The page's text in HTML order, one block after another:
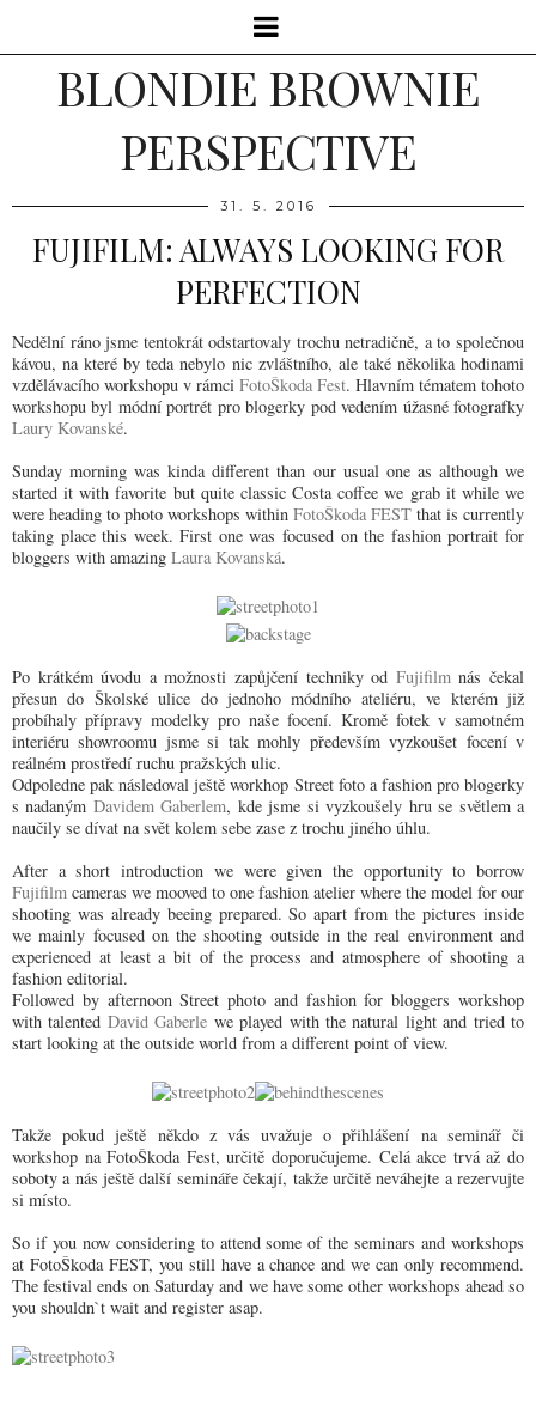
BLONDIE BROWNIE
PERSPECTIVE
31. 5. 2016
FUJIFILM: ALWAYS LOOKING FOR
PERFECTION
Nedělní ráno jsme tentokrát odstartovaly trochu netradičně, a to společnou
kávou, na které by teda nebylo nic zvláštního, ale také několika hodinami
vzdělávacího workshopu v rámci FotoŠkoda Fest. Hlavním tématem tohoto
workshopu byl módní portrét pro blogerky pod vedením úžasné fotografky
Laury Kovanské.
Sunday morning was kinda different than our usual one as although we
started it with favorite but quite classic Costa coffee we grab it while we
were heading to photo workshops within FotoŠkoda FEST that is currently
taking place this week. First one was focused on the fashion portrait for
bloggers with amazing Laura Kovanská.
Po krátkém úvodu a možnosti zapůjčení techniky od Fujifilmnás čekal
přesun do Školské ulice do jednoho módního ateliéru, ve kterém již
probíhaly přípravy modelky pro naše focení. Kromě fotek v samotném
interiéru showroomu jsme si tak mohly především vyzkoušet focení v
reálném prostředí ruchu pražských ulic.
Odpoledne pak následoval ještě workhop Street foto a fashion pro blogerky
s nadaným Davidem Gaberlem, kde jsme si vyzkoušely hru se světlem a
naučily se dívat na svět kolem sebe zase z trochu jiného úhlu.
After a short introduction we were given the opportunity to borrow
Fujifilm cameras we mooved to one fashion atelier where the model for our
shooting was already beeing prepared. So apart from the pictures inside
we mainly focused on the shooting outside in the real environment and
experienced at least a bit of the process and atmosphere of shooting a
fashion editorial.
Followed by afternoon Street photo and fashion for bloggers workshop
with talented David Gaberle we played with the natural light and tried to
start looking at the outside world from a different point of view.
Takže pokud ještě někdo z vás uvažuje o přihlášení na seminář či
workshop na FotoŠkoda Fest, určitě doporučujeme. Celá akce trvá až do
soboty a nás ještě další semináře čekají, takže určitě neváhejte a rezervujte
si místo.
So if you now considering to attend some of the seminars and workshops
at FotoŠkoda FEST, you still have a chance and we can only recommend.
The festival ends on Saturday and we have some other workshops ahead so
you shouldn`t wait and register asap.